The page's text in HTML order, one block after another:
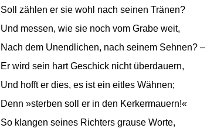
Soll zählen er sie wohl nach seinen Tränen?
Und messen, wie sie noch vom Grabe weit,
Nach dem Unendlichen, nach seinem Sehnen? –
Er wird sein hart Geschick nicht überdauern,
Und hofft er dies, es ist ein eitles Wähnen;
Denn »sterben soll er in den Kerkermauern!«
So klangen seines Richters grause Worte,